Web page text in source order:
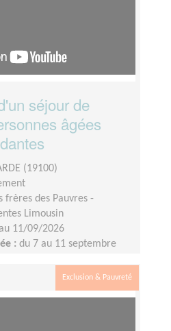
séjour de
âgées
(19100)
frères des Pauvres -
Limousin
11/09/2026
: du 7 au 11 septembre
Exclusion & Pauvreté